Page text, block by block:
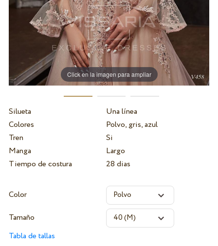
Click en la imagen para ampliar
Silueta
Una línea
Colores
Polvo, gris, azul
Tren
Si
Manga
Largo
Tiempo de costura
28 dias
Color
Tamaño
Tabla de tallas